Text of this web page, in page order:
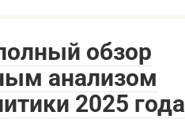
обзор
анализом
2025 года